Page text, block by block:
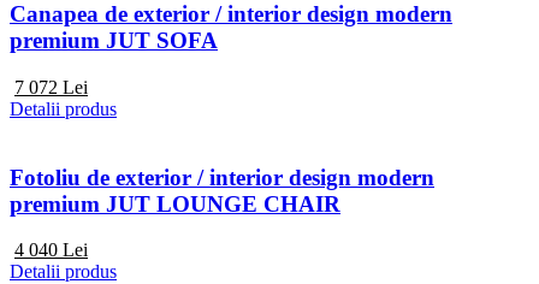
Canapea de exterior / interior design modern
premium JUT SOFA
7 072 Lei
Detalii produs
Fotoliu de exterior / interior design modern
premium JUT LOUNGE CHAIR
4 040 Lei
Detalii produs